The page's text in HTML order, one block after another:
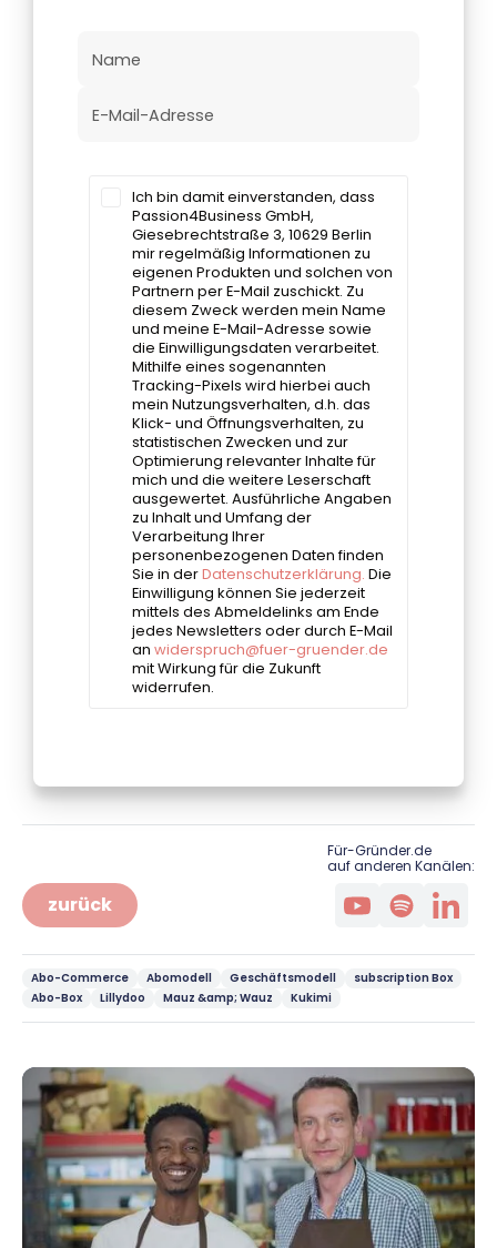
zurück
Für-Gründer.de
auf anderen Kanälen:
Abo-Commerce Abomodell Geschäftsmodell
subscription Box
Abo-Box
Lillydoo Mauz &amp; Wauz Kukimi